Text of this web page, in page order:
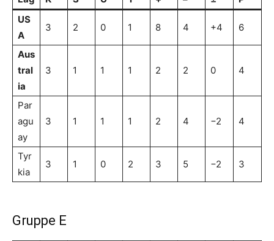
US
A
3 2 0 1 8 4 +4 6
Aus
tral
ia
3 1 1 1 2 2 0 4
Par
agu
ay
3 1 1 1 2 4 −2 4
Tyr
kia
3 1 0 2 3 5 −2 3
Gruppe E